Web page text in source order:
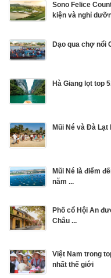
Sono Felice
kiện và nghỉ
Dạo qua chợ nổi
Hà Giang lọt top
Mũi Né và Đà Lạt
Mũi Né là điểm
năm ...
Phố cổ Hội An
Châu ...
Việt Nam trong
nhất thế giới